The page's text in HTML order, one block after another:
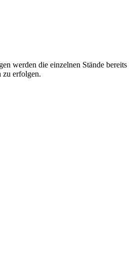
werden die einzelnen Stände bereits
zu erfolgen.